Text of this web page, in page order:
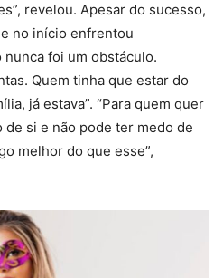
revelou. Apesar do sucesso,
no início enfrentou
foi um obstáculo.
Quem tinha que estar do
já estava”. “Para quem quer
si e não pode ter medo de
melhor do que esse”,